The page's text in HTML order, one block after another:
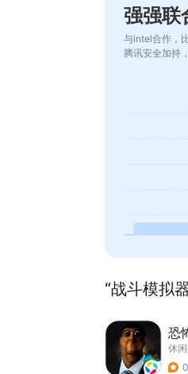
强强联
与intel合作，
腾讯安全加持
“战斗模拟
恐
休